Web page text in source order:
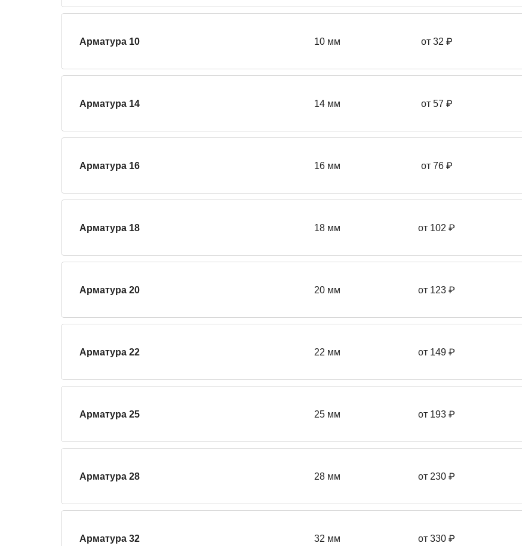
Арматура 10 10 мм от 32 ₽
Арматура 14 14 мм от 57 ₽
Арматура 16 16 мм от 76 ₽
Арматура 18 18 мм от 102 ₽
Арматура 20 20 мм от 123 ₽
Арматура 22 22 мм от 149 ₽
Арматура 25 25 мм от 193 ₽
Арматура 28 28 мм от 230 ₽
Арматура 32 32 мм от 330 ₽